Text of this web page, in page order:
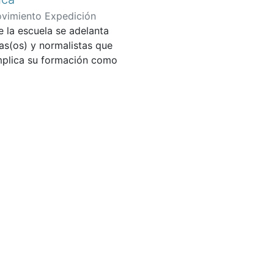
Expedición
Colombia ;Boada, María
del Pilar;Mejía Jiménez,
escuela se adelanta
y normalistas que
su formación como